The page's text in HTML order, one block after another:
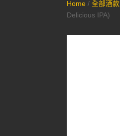
Home /全部酒款
Delicious IPA)